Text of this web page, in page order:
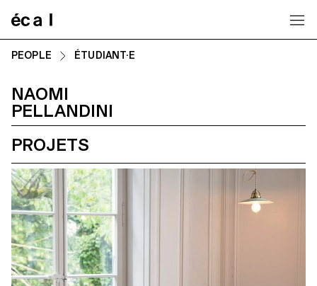
PEOPLE ÉTUDIANT·E
NAOMI
PELLANDINI
PROJETS